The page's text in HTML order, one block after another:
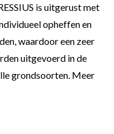
is uitgerust met
opheffen en
waardoor een zeer
uitgevoerd in de
grondsoorten. Meer